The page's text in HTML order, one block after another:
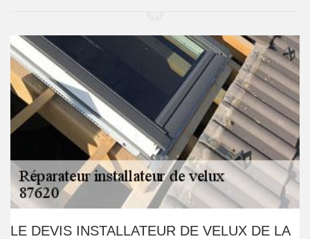
LE DEVIS INSTALLATEUR DE VELUX DE LA